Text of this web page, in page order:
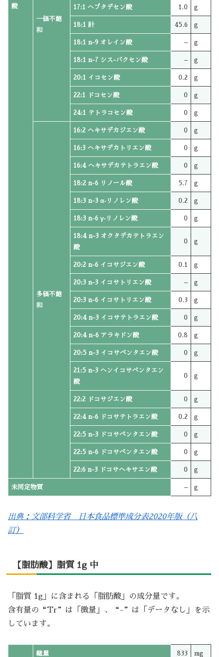
酸
一価不飽
和
17:1 ヘプタデセン酸 1.0 g
18:1 計 45.6 g
18:1 n-9 オレイン酸 – g
18:1 n-7 シス-バクセン酸 – g
20:1 イコセン酸 0.2 g
22:1 ドコセン酸 0 g
24:1 テトラコセン酸 0 g
多価不飽
和
16:2 ヘキサデカジエン酸 0 g
16:3 ヘキサデカトリエン酸 0 g
16:4 ヘキサデカテトラエン酸 0 g
18:2 n-6 リノール酸 5.7 g
18:3 n-3 α‐リノレン酸 0.2 g
18:3 n-6 γ‐リノレン酸 0 g
18:4 n-3 オクタデカテトラエン
酸
0 g
20:2 n-6 イコサジエン酸 0.1 g
20:3 n-3 イコサトリエン酸 – g
20:3 n-6 イコサトリエン酸 0.3 g
20:4 n-3 イコサテトラエン酸 0 g
20:4 n-6 アラキドン酸 0.8 g
20:5 n-3 イコサペンタエン酸 0 g
21:5 n-3 ヘンイコサペンタエン
酸
0 g
22:2 ドコサジエン酸 0 g
22:4 n-6 ドコサテトラエン酸 0.2 g
22:5 n-3 ドコサペンタエン酸 0 g
22:5 n-6 ドコサペンタエン酸 0 g
22:6 n-3 ドコサヘキサエン酸 0 g
未同定物質 – g
出典：文部科学省 日本食品標準成分表2020年版（八
訂）
【脂肪酸】脂質 1g 中
「脂質 1g」に含まれる「脂肪酸」の成分量です。
含有量の“Tr”は「微量」、“-”は「データなし」を示
しています。
総量 833 mg